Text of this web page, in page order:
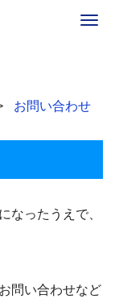
お問い合わせ
なったうえで、
問い合わせなど